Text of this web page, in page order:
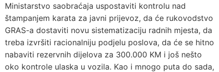
Ministarstvo saobraćaja uspostaviti kontrolu nad
štampanjem karata za javni prijevoz, da će rukovodstvo
GRAS-a dostaviti novu sistematizaciju radnih mjesta, da
treba izvršiti racionalniju podjelu poslova, da će se hitno
nabaviti rezervnih dijelova za 300.000 KM i još nešto
oko kontrole ulaska u vozila. Kao i mnogo puta do sada,